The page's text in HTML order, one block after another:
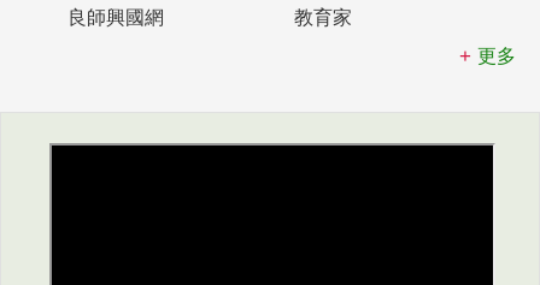
良師興國網
教育家
更多